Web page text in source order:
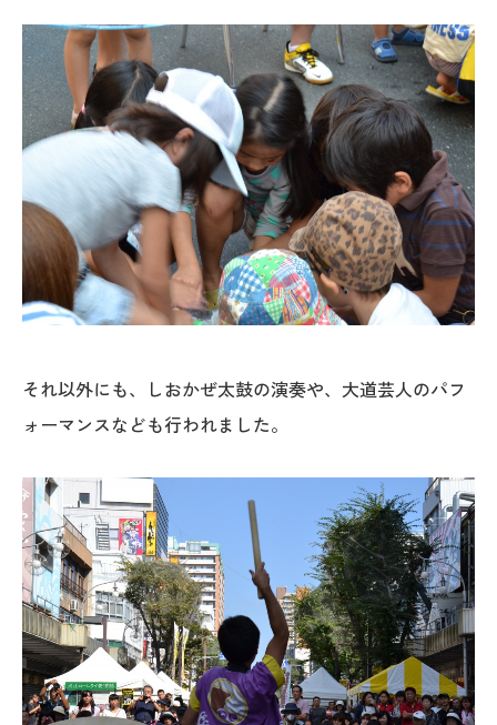
それ以外にも、しおかぜ太鼓の演奏や、大道芸人のパフ
ォーマンスなども行われました。